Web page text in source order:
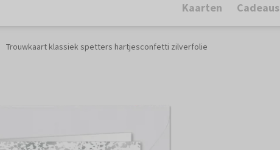
Kaarten Cadeaus
Trouwkaart klassiek spetters hartjesconfetti zilverfolie